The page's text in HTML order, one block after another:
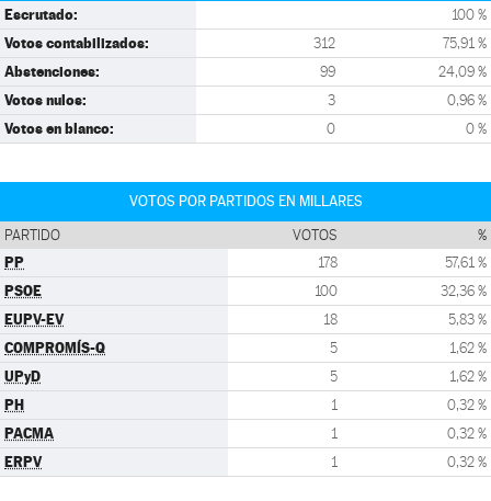
Escrutado: 100 %
Votos contabilizados: 312 75,91 %
Abstenciones: 99 24,09 %
Votos nulos: 3 0,96 %
Votos en blanco: 0 0 %
VOTOS POR PARTIDOS EN MILLARES
PARTIDO VOTOS %
PP 178 57,61 %
PSOE 100 32,36 %
EUPV-EV 18 5,83 %
COMPROMÍS-Q 5 1,62 %
UPyD 5 1,62 %
PH 1 0,32 %
PACMA 1 0,32 %
ERPV 1 0,32 %